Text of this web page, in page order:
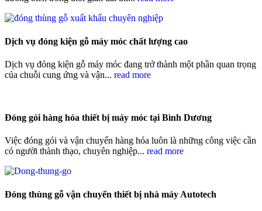
Dịch vụ đóng kiện gỗ máy móc chất lượng cao
Dịch vụ đóng kiện gỗ máy móc đang trở thành một phần quan trọng
của chuỗi cung ứng và vận... read more
Đóng gói hàng hóa thiết bị máy móc tại Bình Dương
Việc đóng gói và vận chuyển hàng hóa luôn là những công việc cần
có người thành thạo, chuyên nghiệp... read more
Đóng thùng gỗ vận chuyển thiết bị nhà máy Autotech